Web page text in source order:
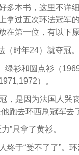
多本书，这里不详
拿过五次环法冠军
在第一位，有以下原
（时年24）就夺冠。
绿衫和圆点衫（
）。
，是因为法国人哭
跑去环西刷冠军去
”只拿了黄衫。
终于“受不了了”。环